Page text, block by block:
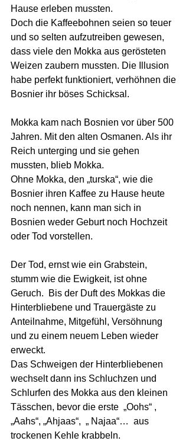
Hause erleben mussten.
Doch die Kaffeebohnen seien so teuer
und so selten aufzutreiben gewesen,
dass viele den Mokka aus gerösteten
Weizen zaubern mussten. Die Illusion
habe perfekt funktioniert, verhöhnen die
Bosnier ihr böses Schicksal.
Mokka kam nach Bosnien vor über 500
Jahren. Mit den alten Osmanen. Als ihr
Reich unterging und sie gehen
mussten, blieb Mokka.
Ohne Mokka, den „turska“, wie die
Bosnier ihren Kaffee zu Hause heute
noch nennen, kann man sich in
Bosnien weder Geburt noch Hochzeit
oder Tod vorstellen.
Der Tod, ernst wie ein Grabstein,
stumm wie die Ewigkeit, ist ohne
Geruch.  Bis der Duft des Mokkas die
Hinterbliebene und Trauergäste zu
Anteilnahme, Mitgefühl, Versöhnung
und zu einem neuem Leben wieder
erweckt.
Das Schweigen der Hinterbliebenen
wechselt dann ins Schluchzen und
Schlurfen des Mokka aus den kleinen
Tässchen, bevor die erste  „Oohs“ ,
„Aahs“, „Ahjaas“,  „ Najaa“…  aus
trockenen Kehle krabbeln.